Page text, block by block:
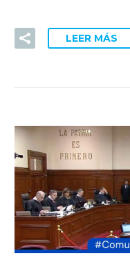
LEER MÁS